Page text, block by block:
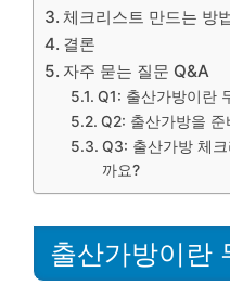
체크리스트 만드는 방
결론
자주 묻는 질문 Q&A
Q1: 출산가방이란
Q2: 출산가방을
Q3: 출산가방 체
까요?
출산가방이란